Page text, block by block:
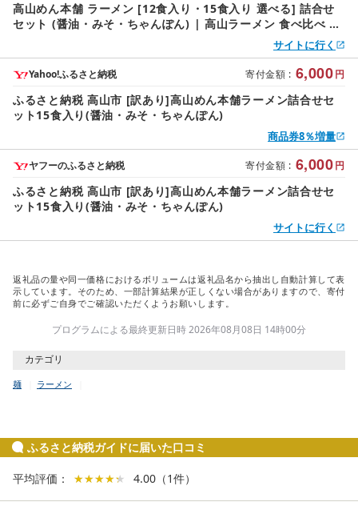
高山めん本舗 ラーメン [12食入り・15食入り 選べる] 詰合せ
セット (醤油・みそ・ちゃんぽん) | 高山ラーメン 食べ比べ ス
ープ付き ちぢれ麺 人気 ランキング 5000円 細麺 飛騨高山 高
山めん本舗 JM002MP
サイトに行く
寄付金額 : 6,000円
Yahoo!ふるさと納税
ふるさと納税 高山市 [訳あり]高山めん本舗ラーメン詰合せセ
ット15食入り(醤油・みそ・ちゃんぽん)
商品券8％増量
寄付金額 : 6,000円
ヤフーのふるさと納税
ふるさと納税 高山市 [訳あり]高山めん本舗ラーメン詰合せセ
ット15食入り(醤油・みそ・ちゃんぽん)
サイトに行く
返礼品の量や同一価格におけるボリュームは返礼品名から抽出し自動計算して表
示しています。そのため、一部計算結果が正しくない場合がありますので、寄付
前に必ずご自身でご確認いただくようお願いします。
プログラムによる最終更新日時 2026年08月08日 14時00分
カテゴリ
麺 ラーメン
ふるさと納税ガイドに届いた口コミ
平均評価： ★★★★★
★★★★★ 4.00 （1件）